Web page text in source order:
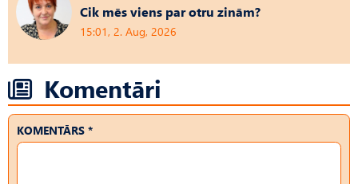
Cik mēs viens par otru zinām?
15:01, 2. Aug, 2026
Komentāri
KOMENTĀRS *